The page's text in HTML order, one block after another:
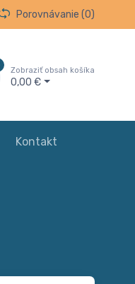
Porovnávanie (0)
Zobraziť obsah košíka
0,00 €
Kontakt